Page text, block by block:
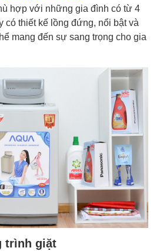
hợp với những gia đình có từ 4
có thiết kế lồng đứng, nổi bật và
mang đến sự sang trọng cho gia
trình giặt